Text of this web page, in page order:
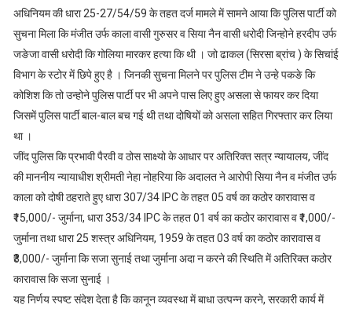
अधिनियम की धारा 25-27/54/59 के तहत दर्ज मामले में सामने आया कि पुलिस पार्टी को
सुचना मिला कि मंजीत उर्फ काला वासी गुरुसर व सिया नैन वासी धरोदी जिन्होने हरदीप उर्फ
जङेजा वासी धरोदी कि गोलिया मारकर हत्या कि थी । जो ढाकल (सिरसा ब्रांच ) के सिचांई
विभाग के स्टोर में छिपे हुए है । जिनकी सुचना मिलने पर पुलिस टीम ने उन्हे पकङे कि
कोशिश कि तो उन्होने पुलिस पार्टी पर भी अपने पास लिए हुए असला से फायर कर दिया
जिसमें पुलिस पार्टी बाल-बाल बच गई थी तथा दोषियों को असला सहित गिरफ्तार कर लिया
था ।
जींद पुलिस कि प्रभावी पैरवी व ठोस साक्ष्यो के आधार पर अतिरिक्त सत्र न्यायालय, जींद
की माननीय न्यायाधीश श्रीमती नेहा नोहरिया कि अदालत ने आरोपी सिया नैन व मंजीत उर्फ
काला को दोषी ठहराते हुए धारा 307/34 IPC के तहत 05 वर्ष का कठोर कारावास व
₹15,000/- जुर्माना, धारा 353/34 IPC के तहत 01 वर्ष का कठोर कारावास व ₹1,000/-
जुर्माना तथा धारा 25 शस्त्र अधिनियम, 1959 के तहत 03 वर्ष का कठोर कारावास व
₹3,000/- जुर्माना कि सजा सुनाई तथा जुर्माना अदा न करने की स्थिति में अतिरिक्त कठोर
कारावास कि सजा सुनाई ।
यह निर्णय स्पष्ट संदेश देता है कि कानून व्यवस्था में बाधा उत्पन्न करने, सरकारी कार्य में